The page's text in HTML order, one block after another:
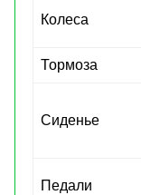
Колеса
Тормоза
Сиденье
Педали